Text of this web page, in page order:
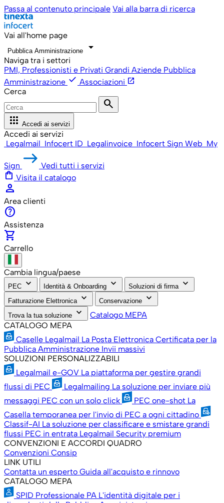
Passa al contenuto principale Vai alla barra di ricerca
Vai all'home page
Pubblica Amministrazione arrow_drop_down
Naviga tra i settori
PMI, Professionisti e Privati Grandi Aziende Pubblica
Amministrazione check Associazioni open_in_new
Cerca
search
apps Accedi ai servizi
Accedi ai servizi
Legalmail Infocert ID Legalinvoice Infocert Sign Web My
Sign Vedi tutti i servizi
shopping_bag Visita il catalogo
person
Area clienti
help
Assistenza
shopping_cart
Carrello
Cambia lingua/paese
PEC keyboard_arrow_down Identità & Onboarding keyboard_arrow_down Soluzioni di firma keyboard_arrow_down
Fatturazione Elettronica keyboard_arrow_down Conservazione keyboard_arrow_down
Trova la tua soluzione keyboard_arrow_down
Catalogo MEPA
CATALOGO MEPA
Caselle Legalmail La Posta Elettronica Certificata per la
Pubblica Amministrazione Invii massivi
SOLUZIONI PERSONALIZZABILI
Legalmail e-GOV La piattaforma per gestire grandi
flussi di PEC
Legalmailing La soluzione per inviare più
messaggi PEC con un solo click
PEC one-shot La
Casella temporanea per l'invio di PEC a ogni cittadino
Classif-AI La soluzione per classificare e smistare grandi
flussi PEC in entrata Legalmail Security premium
CONVENZIONI E ACCORDI QUADRO
Convenzioni Consip
LINK UTILI
Contatta un esperto Guida all'acquisto e rinnovo
CATALOGO MEPA
SPID Professionale PA L'identità digitale per i